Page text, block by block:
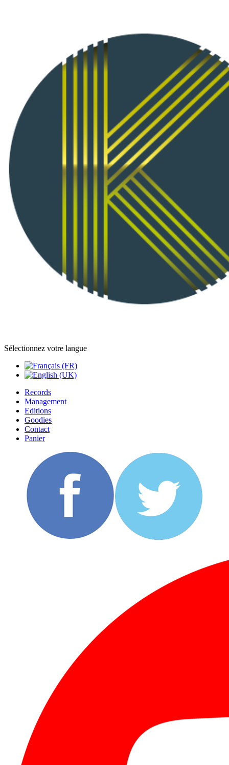
Sélectionnez votre langue
Records
Management
Editions
Goodies
Contact
Panier